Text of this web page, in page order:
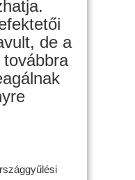
de a